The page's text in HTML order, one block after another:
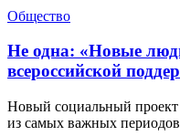
Общество
Не одна: «Новые
всероссийской
Новый социальный
из самых важных